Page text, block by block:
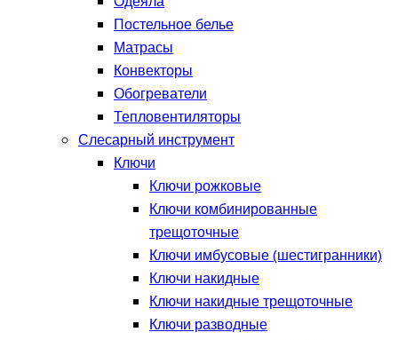
Постельное белье
Матрасы
Конвекторы
Обогреватели
Тепловентиляторы
Слесарный инструмент
Ключи
Ключи рожковые
Ключи комбинированные
трещоточные
Ключи имбусовые (шестигранники)
Ключи накидные
Ключи накидные трещоточные
Ключи разводные